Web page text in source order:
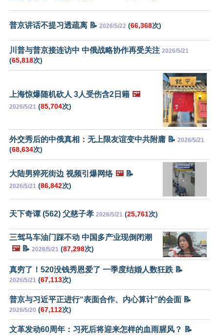
普京讲话不提习透疏离 📝 2026/5/22 (66,368次)
川普与普京接连访中 中俄战略协作再受关注 2026/5/21
(65,818次)
上海惊爆随机砍人 3人受伤含2日籍 🖼️
2026/5/21 (85,704次)
外交秀后的中俄真相：无上限友谊变中共附庸 📝 2026/5/21
(68,634次)
大陆男猝死街边 视频引爆网络 🖼️📝
2026/5/21 (86,842次)
天下奇谭 (562) 父慈子孝 2026/5/21 (25,761次)
三驾马车油门踩不动 中国多产业现倒闭潮
🖼️📝 2026/5/21 (87,298次)
真穷了！520没钱秀恩爱了 一季度结婚人数狂跌 📝
2026/5/21 (67,113次)
普京与习近平正进行“表面合作、内心算计”的会面 📝
2026/5/20 (67,112次)
文革发动60周年：习死后将迎来怎样的血雨腥风？ 📝